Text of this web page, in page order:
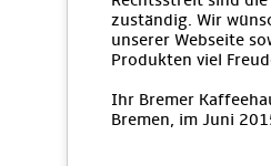
zuständig. Wir
unserer Webseite
Produkten viel
Ihr Bremer
Bremen, im Juni